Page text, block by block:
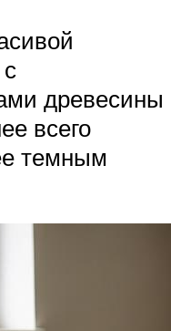
древесины
всего
темным